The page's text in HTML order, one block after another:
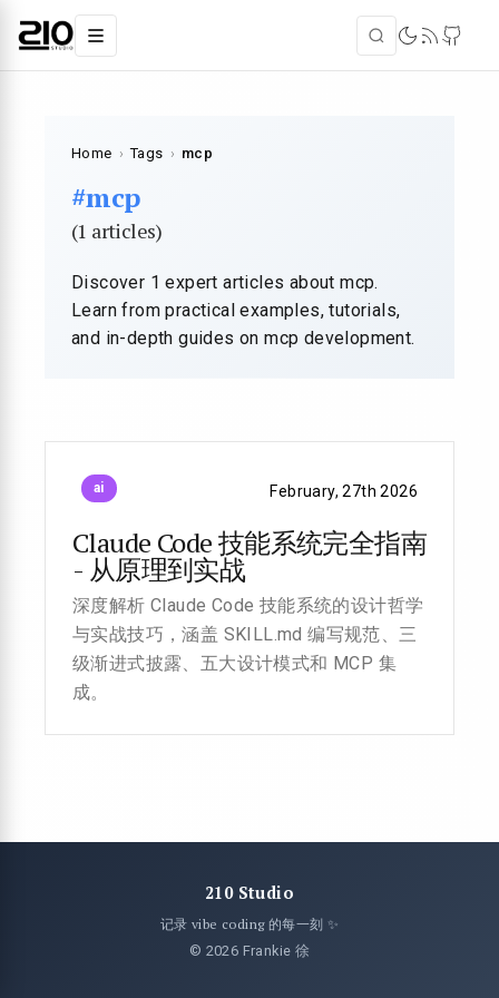
Home › Tags › mcp
#mcp
(1 articles)
Discover 1 expert articles about mcp.
Learn from practical examples, tutorials,
and in-depth guides on mcp development.
ai February, 27th 2026
Claude Code 技能系统完全指南
- 从原理到实战
深度解析 Claude Code 技能系统的设计哲学
与实战技巧，涵盖 SKILL.md 编写规范、三
级渐进式披露、五大设计模式和 MCP 集
成。
210 Studio
记录 vibe coding 的每一刻 ✨
© 2026 Frankie 徐